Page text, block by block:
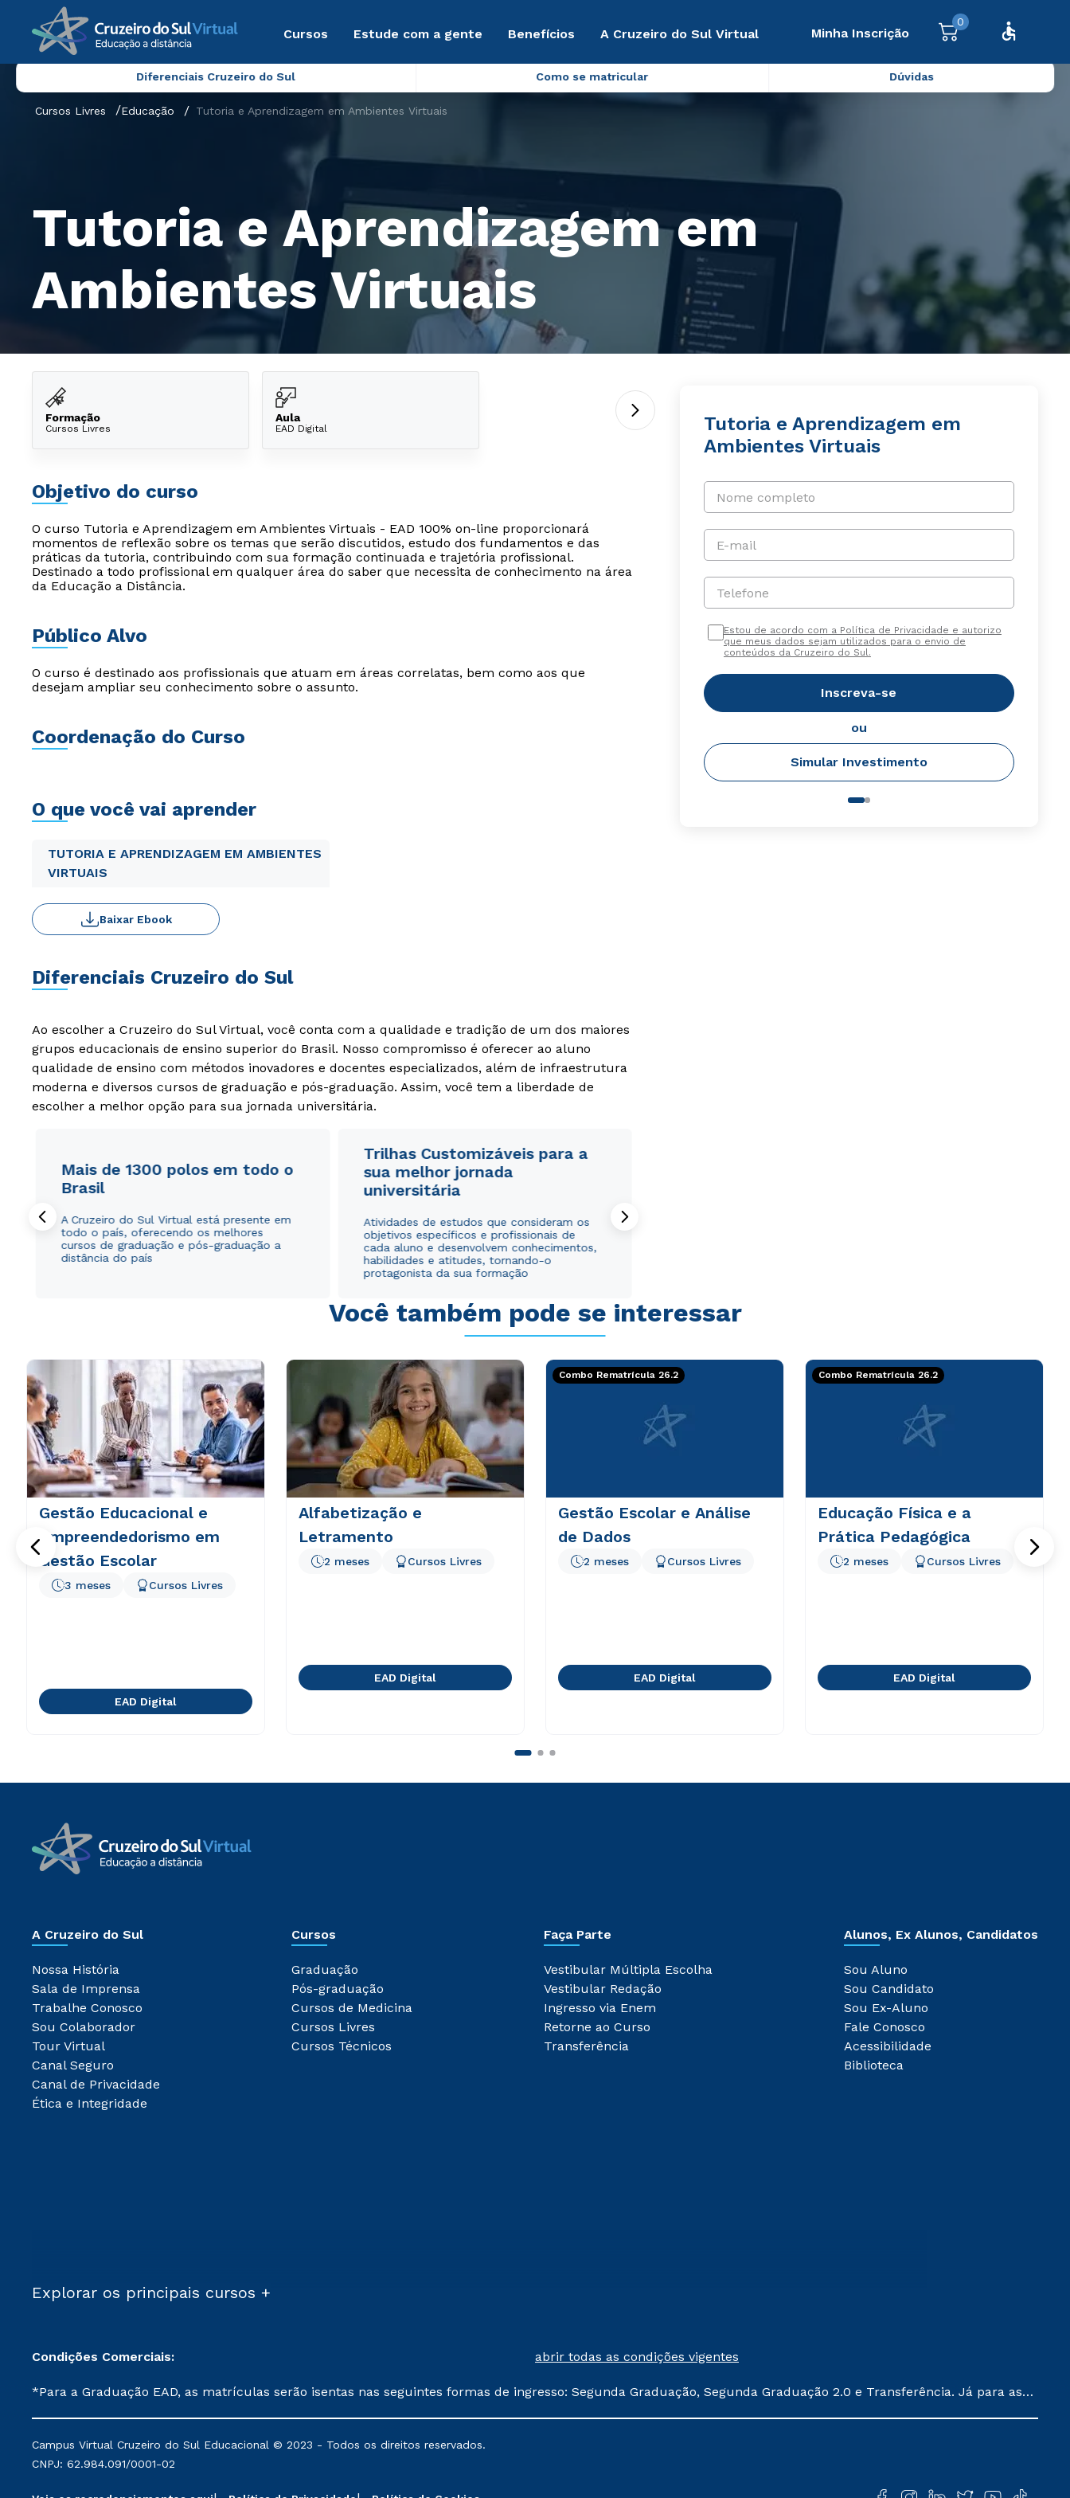
Cursos Estude com a gente Benefícios A Cruzeiro do Sul Virtual Minha Inscrição
0
Diferenciais Cruzeiro do Sul Como se matricular Dúvidas
Cursos Livres Educação Tutoria e Aprendizagem em Ambientes Virtuais
Tutoria e Aprendizagem em
Ambientes Virtuais
Formação
Cursos Livres
Aula
EAD Digital
Objetivo do curso
O curso Tutoria e Aprendizagem em Ambientes Virtuais - EAD 100% on-line proporcionará
momentos de reflexão sobre os temas que serão discutidos, estudo dos fundamentos e das
práticas da tutoria, contribuindo com sua formação continuada e trajetória profissional.
Destinado a todo profissional em qualquer área do saber que necessita de conhecimento na área
da Educação a Distância.
Público Alvo
O curso é destinado aos profissionais que atuam em áreas correlatas, bem como aos que
desejam ampliar seu conhecimento sobre o assunto.
Coordenação do Curso
O que você vai aprender
TUTORIA E APRENDIZAGEM EM AMBIENTES
VIRTUAIS
Baixar Ebook
Diferenciais Cruzeiro do Sul
Ao escolher a Cruzeiro do Sul Virtual, você conta com a qualidade e tradição de um dos maiores
grupos educacionais de ensino superior do Brasil. Nosso compromisso é oferecer ao aluno
qualidade de ensino com métodos inovadores e docentes especializados, além de infraestrutura
moderna e diversos cursos de graduação e pós-graduação. Assim, você tem a liberdade de
escolher a melhor opção para sua jornada universitária.
Mais de 1300 polos em todo o
Brasil
A Cruzeiro do Sul Virtual está presente em
todo o país, oferecendo os melhores
cursos de graduação e pós-graduação a
distância do país
Trilhas Customizáveis para a
sua melhor jornada
universitária
Atividades de estudos que consideram os
objetivos específicos e profissionais de
cada aluno e desenvolvem conhecimentos,
habilidades e atitudes, tornando-o
protagonista da sua formação
Tutoria e Aprendizagem em
Ambientes Virtuais
Nome completo
E-mail
Telefone
Estou de acordo com a Política de Privacidade e autorizo
que meus dados sejam utilizados para o envio de
conteúdos da Cruzeiro do Sul.
Inscreva-se
ou
Simular Investimento
Você também pode se interessar
Gestão Educacional e
Empreendedorismo em
Gestão Escolar
3 meses Cursos Livres
EAD Digital
Alfabetização e
Letramento
2 meses Cursos Livres
EAD Digital
Combo Rematrícula 26.2
Gestão Escolar e Análise
de Dados
2 meses Cursos Livres
EAD Digital
Combo Rematrícula 26.2
Educação Física e a
Prática Pedagógica
2 meses Cursos Livres
EAD Digital
A Cruzeiro do Sul
Nossa História
Sala de Imprensa
Trabalhe Conosco
Sou Colaborador
Tour Virtual
Canal Seguro
Canal de Privacidade
Ética e Integridade
Cursos
Graduação
Pós-graduação
Cursos de Medicina
Cursos Livres
Cursos Técnicos
Faça Parte
Vestibular Múltipla Escolha
Vestibular Redação
Ingresso via Enem
Retorne ao Curso
Transferência
Alunos, Ex Alunos, Candidatos
Sou Aluno
Sou Candidato
Sou Ex-Aluno
Fale Conosco
Acessibilidade
Biblioteca
Explorar os principais cursos +
Condições Comerciais: abrir todas as condições vigentes
*Para a Graduação EAD, as matrículas serão isentas nas seguintes formas de ingresso: Segunda Graduação, Segunda Graduação 2.0 e Transferência. Já para as
mantidos conforme negociação. Descontos institucionais poderão sofrer alterações nos períodos de rematrícula conforme exposto no contrato de prestação de
serviços.
Campus Virtual Cruzeiro do Sul Educacional © 2023 - Todos os direitos reservados.
CNPJ: 62.984.091/0001-02
Rápido e fácil
ou
autorizo que meus dados sejam utilizados para o
envio de conteúdos da Cruzeiro do Sul.
Rápido e fácil
ou
autorizo que meus dados sejam utilizados para o
envio de conteúdos da Cruzeiro do Sul.